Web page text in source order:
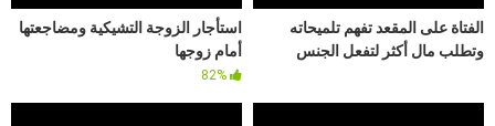
استأجار الزوجة التشيكية ومضاجعتها
أمام زوجها
الفتاة على المقعد تفهم تلميحاته
وتطلب مال أكثر لتفعل الجنس